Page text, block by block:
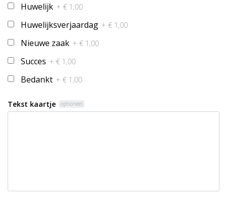
Huwelijk + € 1,00
Huwelijksverjaardag + € 1,00
Nieuwe zaak + € 1,00
Succes + € 1,00
Bedankt + € 1,00
Tekst kaartje optioneel